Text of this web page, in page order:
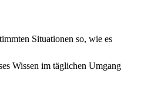
Situationen so, wie es
Wissen im täglichen Umgang